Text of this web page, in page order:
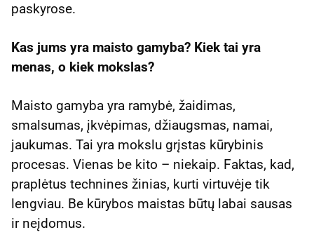
paskyrose.
Kas jums yra maisto gamyba? Kiek tai yra
menas, o kiek mokslas?
Maisto gamyba yra ramybė, žaidimas,
smalsumas, įkvėpimas, džiaugsmas, namai,
jaukumas. Tai yra mokslu grįstas kūrybinis
procesas. Vienas be kito – niekaip. Faktas, kad,
praplėtus technines žinias, kurti virtuvėje tik
lengviau. Be kūrybos maistas būtų labai sausas
ir neįdomus.